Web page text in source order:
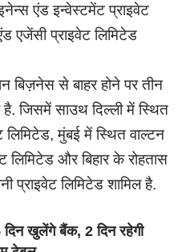
एंड इन्वेस्टमेंट प्राइवेट
एजेंसी प्राइवेट लिमिटेड
बिज़नेस से बाहर होने पर तीन
जिसमें साउथ दिल्ली में स्थित
लिमिटेड, मुंबई में स्थित वाल्टन
लिमिटेड और बिहार के रोहतास
प्राइवेट लिमिटेड शामिल है.
खुलेंगे बैंक, 2 दिन रहेगी